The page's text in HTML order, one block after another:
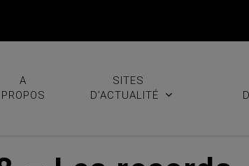
A
PROPOS
SITES
D’ACTUALITÉ